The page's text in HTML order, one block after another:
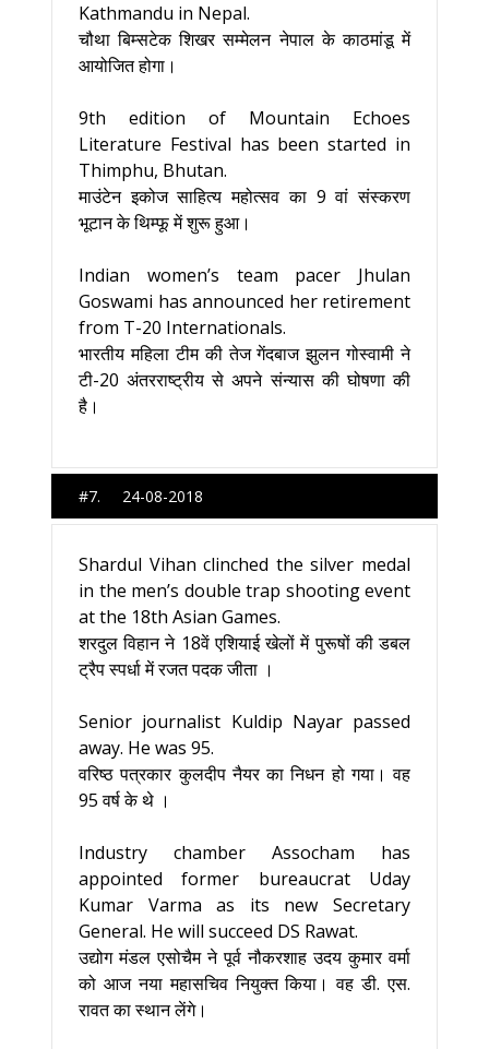
Kathmandu in Nepal.
चौथा बिम्सटेक शिखर सम्मेलन नेपाल के काठमांडू में
आयोजित होगा।
9th edition of Mountain Echoes
Literature Festival has been started in
Thimphu, Bhutan.
माउंटेन इकोज साहित्य महोत्सव का 9 वां संस्करण
भूटान के थिम्फू में शुरू हुआ।
Indian women’s team pacer Jhulan
Goswami has announced her retirement
from T-20 Internationals.
भारतीय महिला टीम की तेज गेंदबाज झुलन गोस्वामी ने
टी-20 अंतरराष्ट्रीय से अपने संन्यास की घोषणा की
है।
#7. 24-08-2018
Shardul Vihan clinched the silver medal
in the men’s double trap shooting event
at the 18th Asian Games.
शरदुल विहान ने 18वें एशियाई खेलों में पुरूषों की डबल
ट्रैप स्पर्धा में रजत पदक जीता ।
Senior journalist Kuldip Nayar passed
away. He was 95.
वरिष्ठ पत्रकार कुलदीप नैयर का निधन हो गया। वह
95 वर्ष के थे ।
Industry chamber Assocham has
appointed former bureaucrat Uday
Kumar Varma as its new Secretary
General. He will succeed DS Rawat.
उद्योग मंडल एसोचैम ने पूर्व नौकरशाह उदय कुमार वर्मा
को आज नया महासचिव नियुक्त किया। वह डी. एस.
रावत का स्थान लेंगे।